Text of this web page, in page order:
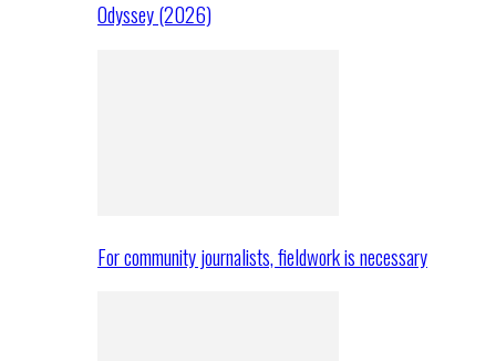
Odyssey (2026)
For community journalists, fieldwork is necessary